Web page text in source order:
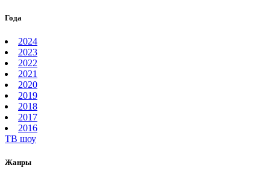
Года
2024
2023
2022
2021
2020
2019
2018
2017
2016
ТВ шоу
Жанры